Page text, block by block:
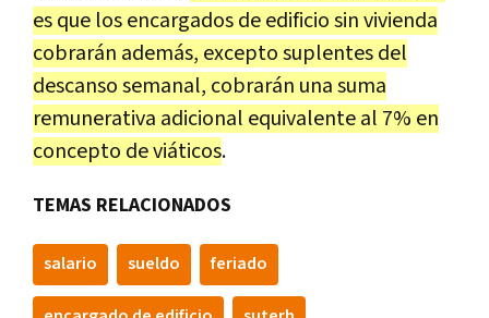
es que los encargados de edificio sin vivienda
cobrarán además, excepto suplentes del
descanso semanal, cobrarán una suma
remunerativa adicional equivalente al 7% en
concepto de viáticos.
TEMAS RELACIONADOS
salario sueldo feriado